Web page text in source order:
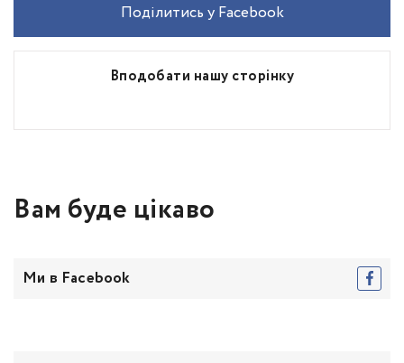
Вподобати нашу сторінку
Поділитись у Facebook
Вам буде цікаво
Ми в Facebook